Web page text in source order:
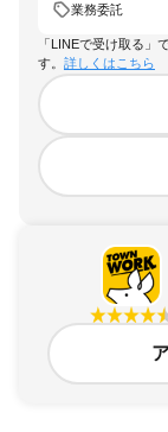
業務委託
「LINEで受け取る」
す。 詳しくはこちら